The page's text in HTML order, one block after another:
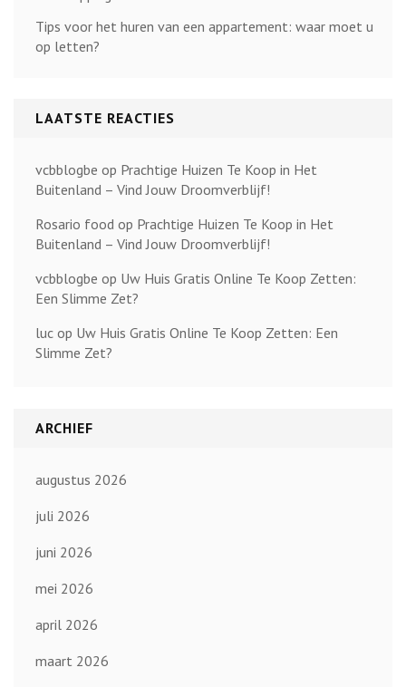
Tips voor het huren van een appartement: waar moet u
op letten?
LAATSTE REACTIES
vcbblogbe op Prachtige Huizen Te Koop in Het
Buitenland – Vind Jouw Droomverblijf!
Rosario food op Prachtige Huizen Te Koop in Het
Buitenland – Vind Jouw Droomverblijf!
vcbblogbe op Uw Huis Gratis Online Te Koop Zetten:
Een Slimme Zet?
luc op Uw Huis Gratis Online Te Koop Zetten: Een
Slimme Zet?
ARCHIEF
augustus 2026
juli 2026
juni 2026
mei 2026
april 2026
maart 2026